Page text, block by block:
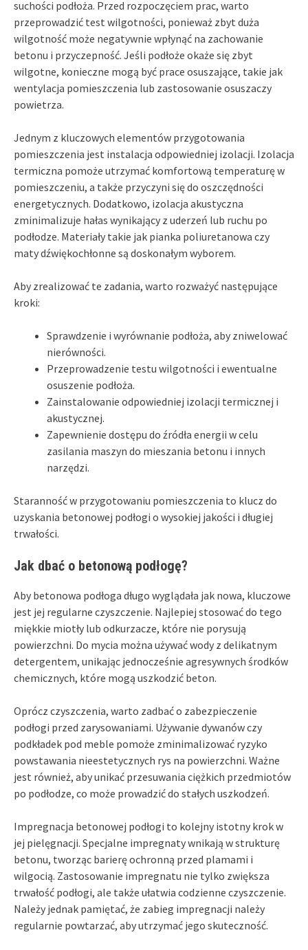
suchości podłoża. Przed rozpoczęciem prac, warto
przeprowadzić test wilgotności, ponieważ zbyt duża
wilgotność może negatywnie wpłynąć na zachowanie
betonu i przyczepność. Jeśli podłoże okaże się zbyt
wilgotne, konieczne mogą być prace osuszające, takie jak
wentylacja pomieszczenia lub zastosowanie osuszaczy
powietrza.
Jednym z kluczowych elementów przygotowania
pomieszczenia jest instalacja odpowiedniej izolacji. Izolacja
termiczna pomoże utrzymać komfortową temperaturę w
pomieszczeniu, a także przyczyni się do oszczędności
energetycznych. Dodatkowo, izolacja akustyczna
zminimalizuje hałas wynikający z uderzeń lub ruchu po
podłodze. Materiały takie jak pianka poliuretanowa czy
maty dźwiękochłonne są doskonałym wyborem.
Aby zrealizować te zadania, warto rozważyć następujące
kroki:
Sprawdzenie i wyrównanie podłoża, aby zniwelować
nierówności.
Przeprowadzenie testu wilgotności i ewentualne
osuszenie podłoża.
Zainstalowanie odpowiedniej izolacji termicznej i
akustycznej.
Zapewnienie dostępu do źródła energii w celu
zasilania maszyn do mieszania betonu i innych
narzędzi.
Staranność w przygotowaniu pomieszczenia to klucz do
uzyskania betonowej podłogi o wysokiej jakości i długiej
trwałości.
Jak dbać o betonową podłogę?
Aby betonowa podłoga długo wyglądała jak nowa, kluczowe
jest jej regularne czyszczenie. Najlepiej stosować do tego
miękkie miotły lub odkurzacze, które nie porysują
powierzchni. Do mycia można używać wody z delikatnym
detergentem, unikając jednocześnie agresywnych środków
chemicznych, które mogą uszkodzić beton.
Oprócz czyszczenia, warto zadbać o zabezpieczenie
podłogi przed zarysowaniami. Używanie dywanów czy
podkładek pod meble pomoże zminimalizować ryzyko
powstawania nieestetycznych rys na powierzchni. Ważne
jest również, aby unikać przesuwania ciężkich przedmiotów
po podłodze, co może prowadzić do stałych uszkodzeń.
Impregnacja betonowej podłogi to kolejny istotny krok w
jej pielęgnacji. Specjalne impregnaty wnikają w strukturę
betonu, tworząc barierę ochronną przed plamami i
wilgocią. Zastosowanie impregnatu nie tylko zwiększa
trwałość podłogi, ale także ułatwia codzienne czyszczenie.
Należy jednak pamiętać, że zabieg impregnacji należy
regularnie powtarzać, aby utrzymać jego skuteczność.